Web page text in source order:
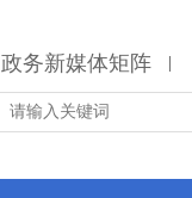
政务新媒体矩阵 |